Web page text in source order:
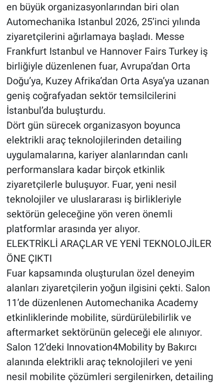
en büyük organizasyonlarından biri olan
Automechanika Istanbul 2026, 25’inci yılında
ziyaretçilerini ağırlamaya başladı. Messe
Frankfurt Istanbul ve Hannover Fairs Turkey iş
birliğiyle düzenlenen fuar, Avrupa’dan Orta
Doğu’ya, Kuzey Afrika’dan Orta Asya’ya uzanan
geniş coğrafyadan sektör temsilcilerini
İstanbul’da buluşturdu.
Dört gün sürecek organizasyon boyunca
elektrikli araç teknolojilerinden detailing
uygulamalarına, kariyer alanlarından canlı
performanslara kadar birçok etkinlik
ziyaretçilerle buluşuyor. Fuar, yeni nesil
teknolojiler ve uluslararası iş birlikleriyle
sektörün geleceğine yön veren önemli
platformlar arasında yer alıyor.
ELEKTRİKLİ ARAÇLAR VE YENİ TEKNOLOJİLER
ÖNE ÇIKTI
Fuar kapsamında oluşturulan özel deneyim
alanları ziyaretçilerin yoğun ilgisini çekti. Salon
11’de düzenlenen Automechanika Academy
etkinliklerinde mobilite, sürdürülebilirlik ve
aftermarket sektörünün geleceği ele alınıyor.
Salon 12’deki Innovation4Mobility by Bakırcı
alanında elektrikli araç teknolojileri ve yeni
nesil mobilite çözümleri sergilenirken, detailing